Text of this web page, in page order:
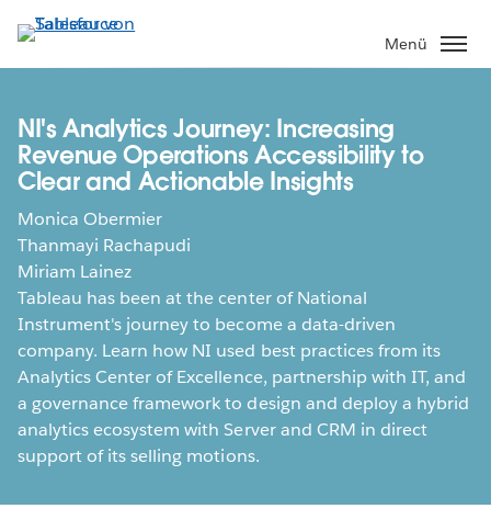
Direkt
zum
Inhalt
Menü
NI's Analytics Journey: Increasing
Revenue Operations Accessibility to
Clear and Actionable Insights
Monica Obermier
Thanmayi Rachapudi
Miriam Lainez
Tableau has been at the center of National
Instrument's journey to become a data-driven
company. Learn how NI used best practices from its
Analytics Center of Excellence, partnership with IT, and
a governance framework to design and deploy a hybrid
analytics ecosystem with Server and CRM in direct
support of its selling motions.